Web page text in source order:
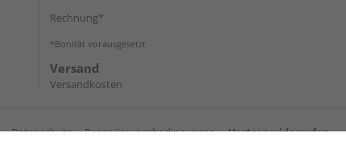
Rechnung*
*Bonität vorausgesetzt
Versand
Versandkosten
Datenschutz Reservierungsbedingungen Vertrag widerrufen